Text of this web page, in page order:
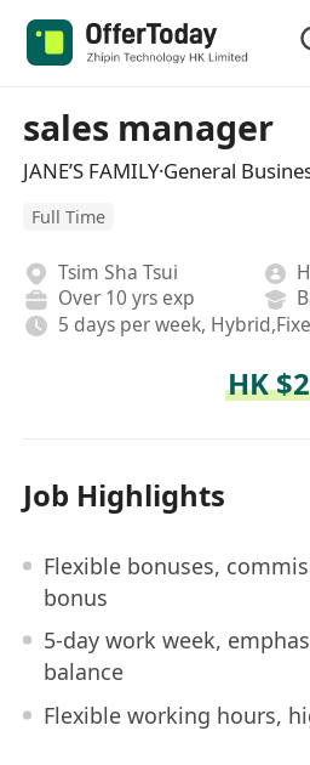
sales manager
JANE’S FAMILY·General
Full Time
Tsim Sha Tsui
Over 10 yrs exp
5 days per week,
HK
Job Highlights
Flexible bonuses,
bonus
5-day work week,
balance
Flexible working hours,